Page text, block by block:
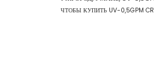
ЧТОБЫ КУПИТЬ UV-0,5GPM